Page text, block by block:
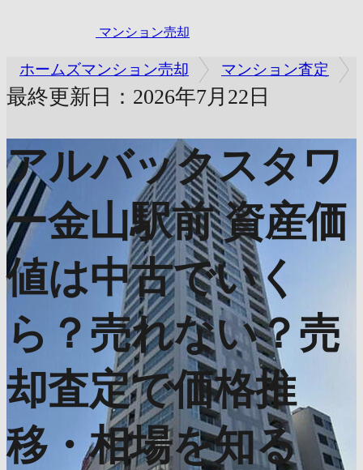
マンション売却
ホームズマンション売却 マンション査定
最終更新日：2026年7月22日
アルバックスタワ
ー金山駅前 資産価
値は中古でいく
ら？売れない？売
却査定で価格推
移・相場を知る